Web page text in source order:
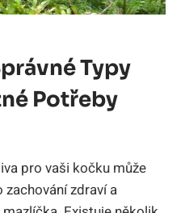
Typy
Potřeby
pro vaši kočku může
zdraví a